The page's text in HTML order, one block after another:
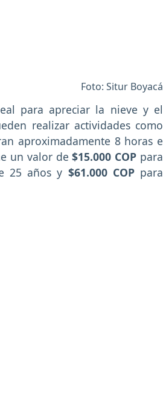
Foto: Situr Boyacá
para apreciar la nieve y el
realizar actividades como
aproximadamente 8 horas e
un valor de$15.000 COP para
25 años y $61.000 COPpara